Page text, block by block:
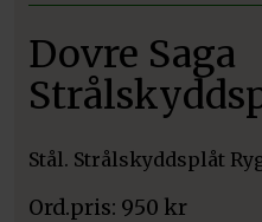
Dovre Saga
Stål. Strålskyddsplåt
950 kr